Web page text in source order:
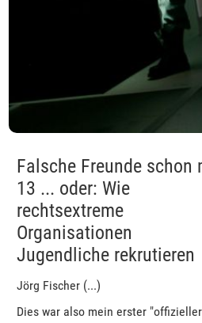
Falsche Freunde schon
13 ... oder: Wie
rechtsextreme
Organisationen
Jugendliche rekrutieren
Jörg Fischer (...)
Dies war also mein erster